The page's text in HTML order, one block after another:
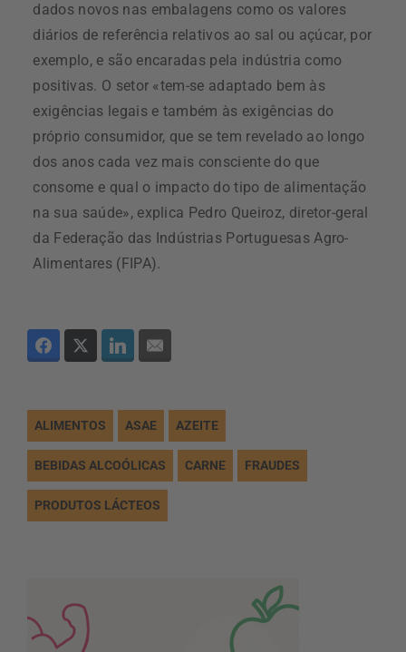
dados novos nas embalagens como os valores
diários de referência relativos ao sal ou açúcar, por
exemplo, e são encaradas pela indústria como
positivas. O setor «tem-se adaptado bem às
exigências legais e também às exigências do
próprio consumidor, que se tem revelado ao longo
dos anos cada vez mais consciente do que
consome e qual o impacto do tipo de alimentação
na sua saúde», explica Pedro Queiroz, diretor-geral
da Federação das Indústrias Portuguesas Agro-
Alimentares (FIPA).
ALIMENTOS ASAE AZEITE
BEBIDAS ALCOÓLICAS CARNE FRAUDES
PRODUTOS LÁCTEOS